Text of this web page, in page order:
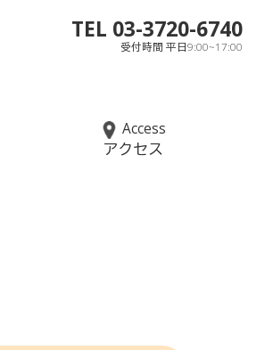
TEL 03-3720-6740
受付時間 平日9:00~17:00
Access
アクセス